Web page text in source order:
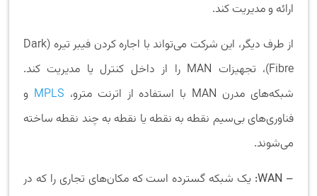
ارائه و مدیریت کند.
از طرف دیگر، این شرکت می‌تواند با اجاره کردن فیبر تیره (Dark
Fibre)، تجهیزات MAN را از داخل کنترل یا مدیریت کند.
شبکه‌های مدرن MAN با استفاده از اترنت مترو،
MPLS و
فناوری‌های بی‌سیم نقطه به نقطه یا نقطه به چند نقطه ساخته
می‌شوند.‌
– WAN:
یک شبکه گسترده است که مکان‌های تجاری را که در